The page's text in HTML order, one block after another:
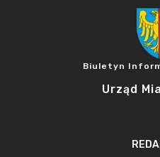
Biuletyn
Urząd